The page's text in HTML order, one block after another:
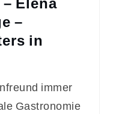
Elena
–
in
immer
Gastronomie